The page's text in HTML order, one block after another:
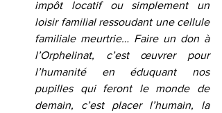
impôt locatif ou simplement un
loisir familial ressoudant une cellule
familiale meurtrie… Faire un don à
l’Orphelinat, c’est œuvrer pour
l’humanité en éduquant nos
pupilles qui feront le monde de
demain, c’est placer l’humain, la